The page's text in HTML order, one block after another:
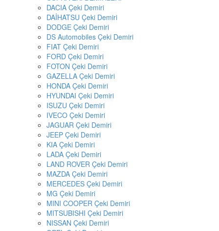
DACIA Çeki Demiri
DAİHATSU Çeki Demiri
DODGE Çeki Demiri
DS Automobiles Çeki Demiri
FIAT Çeki Demiri
FORD Çeki Demiri
FOTON Çeki Demiri
GAZELLA Çeki Demiri
HONDA Çeki Demiri
HYUNDAI Çeki Demiri
ISUZU Çeki Demiri
IVECO Çeki Demiri
JAGUAR Çeki Demiri
JEEP Çeki Demiri
KIA Çeki Demiri
LADA Çeki Demiri
LAND ROVER Çeki Demiri
MAZDA Çeki Demiri
MERCEDES Çeki Demiri
MG Çeki Demiri
MINI COOPER Çeki Demiri
MITSUBISHI Çeki Demiri
NISSAN Çeki Demiri